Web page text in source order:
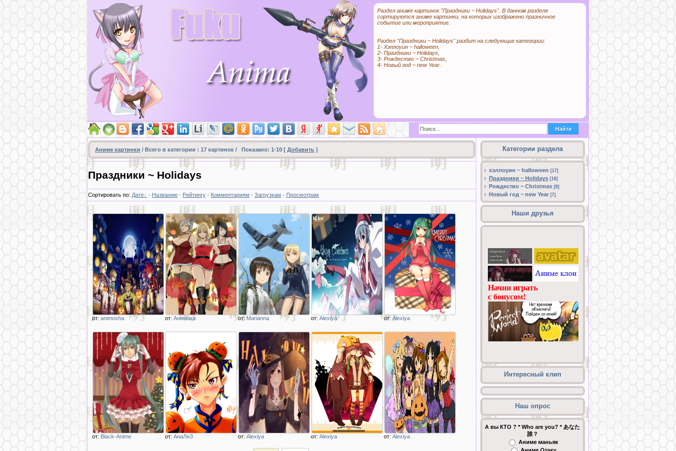
Раздел аниме картинок "Праздники ~ Holidays". В данном разделе
сортируются аниме картинки, на которых изображено празничное
событие или мероприятие.
Раздел "Праздники ~ Holidays" разбит на следующие категории:
1- Хэллоуин ~ halloween,
2- Праздники ~ Holidays,
3- Рождество ~ Christmas,
4- Новый год ~ new Year.
Аниме картинки / Всего в категории : 17 картинок / Показано: 1-10 [ Добавить ]
Праздники ~ Holidays
Сортировать по: Дате · Названию · Рейтингу · Комментариям · Загрузкам · Просмотрам
Описание
изображения
Хеллоуин картинка
в стиле аниме
elsword
от: animosha
изображения
Три девушки из
аниме Школа
строгого режима /
Prison School
от: Анимака
Описание
изображения
На 9 мая strike
witches takei_junko
marian_e_carl by
kanokoga
от: Marianna
Описание
изображения
аниме девушка с
подарками на
Рождество
miki_sayaka by
Bells_Brand
от: Alexiya
Описание
изображения
аниме девушка
поздравляет с
Рождеством
художник
unasaka_ryou
от: Alexiya
от: Black-Anime от: АнаЛиЗ от: Alexiya от: Alexiya от: Alexiya
Категории раздела
хэллоуин ~ halloween [17]
Праздники ~ Holidays [18]
Рождество ~ Christmas [8]
Новый год ~ new Year [7]
Наши друзья
Интересный клип
Наш опрос
А вы КТО ? * Who are you? * あなた
誰？
Аниме маньяк